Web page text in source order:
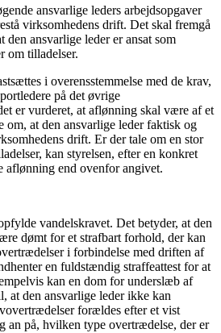
ansvarlige leders arbejdsopgaver
virksomhedens drift. Det skal fremgå
den ansvarlige leder er ansat som
om tilladelser.
i overensstemmelse med de krav,
på det øvrige
er vurderet, at aflønning skal være af et
om, at den ansvarlige leder faktisk og
drift. Er der tale om en stor
kan styrelsen, efter en konkret
end ovenfor angivet.
vandelskravet. Det betyder, at den
dømt for et strafbart forhold, der kan
i forbindelse med driften af
en fuldstændig straffeattest for at
kan en dom for underslæb af
at den ansvarlige leder ikke kan
forældes efter et vist
an på, hvilken type overtrædelse, der er